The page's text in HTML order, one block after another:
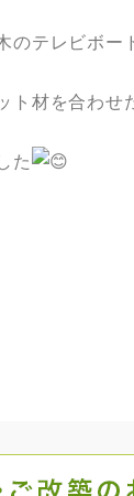
のテレビボー
ト材を合わせ
た